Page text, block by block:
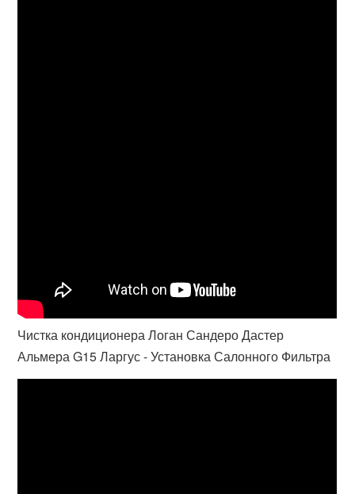
Чистка кондиционера Логан Сандеро Дастер
Альмера G15 Ларгус - Установка Салонного Фильтра